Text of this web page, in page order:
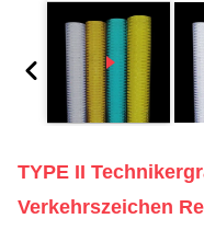
TYPE II
Verkehrszeichen